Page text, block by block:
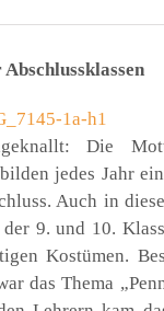
Die
jedes Jahr
Auch in
9. und 10.
Kos­tü­men.
das The­ma